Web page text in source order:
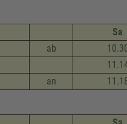
Sa
ab
an